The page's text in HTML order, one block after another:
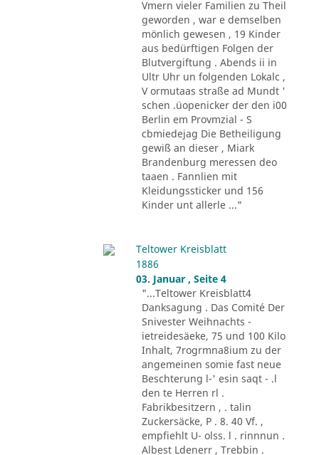
Vmern vieler Familien zu Theil
geworden , war e demselben
mönlich gewesen , 19 Kinder
aus bedürftigen Folgen der
Blutvergiftung . Abends ii in
Ultr Uhr un folgenden Lokalc ,
V ormutaas straße ad Mundt '
schen .üopenicker der den i00
Berlin em Provmzial - S
cbmiedejag Die Betheiligung
gewiß an dieser , Miark
Brandenburg meressen deo
taaen . Fannlien mit
Kleidungssticker und 156
Kinder unt allerle ..."
Teltower Kreisblatt
1886
03. Januar , Seite 4
"...Teltower Kreisblatt4
Danksagung . Das Comité Der
Snivester Weihnachts -
ietreidesäeke, 75 und 100 Kilo
Inhalt, 7rogrmna8ium zu der
angemeinen somie fast neue
Beschterung l-' esin saqt - .l
den te Herren rl .
Fabrikbesitzern , . talin
Zuckersäcke, P . 8. 40 Vf. ,
empfiehlt U- olss. l . rinnnun .
Albest Ldenerr , Trebbin .